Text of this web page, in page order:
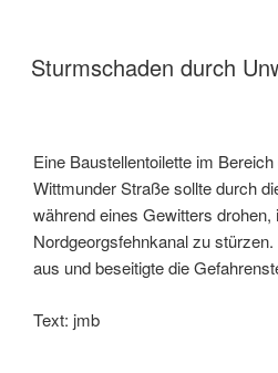
Sturmschaden durch
Eine Baustellentoilette im
Wittmunder Straße sollte durch
während eines Gewitters drohen,
Nordgeorgsfehnkanal zu
aus und beseitigte die
Text: